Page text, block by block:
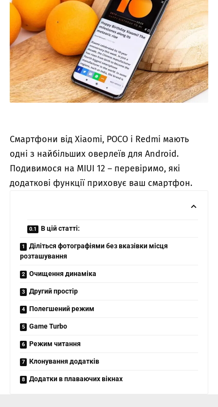
Смартфони від Xiaomi, POCO і Redmi мають
одні з найбільших оверлеїв для Android.
Подивимося на MIUI 12 – перевіримо, які
додаткові функції приховує ваш смартфон.
В цій статті:
Діліться фотографіями без вказівки місця
розташування
Очищення динаміка
Другий простір
Полегшений режим
Game Turbo
Режим читання
Клонування додатків
Додатки в плаваючих вікнах